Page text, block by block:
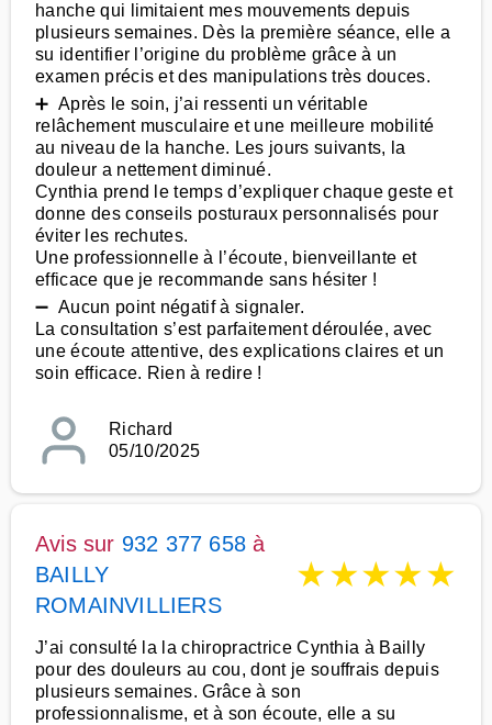
hanche qui limitaient mes mouvements depuis
plusieurs semaines. Dès la première séance, elle a
su identifier l’origine du problème grâce à un
examen précis et des manipulations très douces.
➕ Après le soin, j’ai ressenti un véritable
relâchement musculaire et une meilleure mobilité
au niveau de la hanche. Les jours suivants, la
douleur a nettement diminué.
Cynthia prend le temps d’expliquer chaque geste et
donne des conseils posturaux personnalisés pour
éviter les rechutes.
Une professionnelle à l’écoute, bienveillante et
efficace que je recommande sans hésiter !
➖ Aucun point négatif à signaler.
La consultation s’est parfaitement déroulée, avec
une écoute attentive, des explications claires et un
soin efficace. Rien à redire !
Richard
05/10/2025
Avis sur 932 377 658 à
BAILLY
ROMAINVILLIERS
★★★★★
J’ai consulté la la chiropractrice Cynthia à Bailly
pour des douleurs au cou, dont je souffrais depuis
plusieurs semaines. Grâce à son
professionnalisme, et à son écoute, elle a su